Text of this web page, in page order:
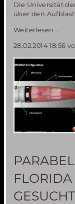
Die Universität
über den
Weiterlesen …
über
des
28.02.2014 18:56
GESUCHT